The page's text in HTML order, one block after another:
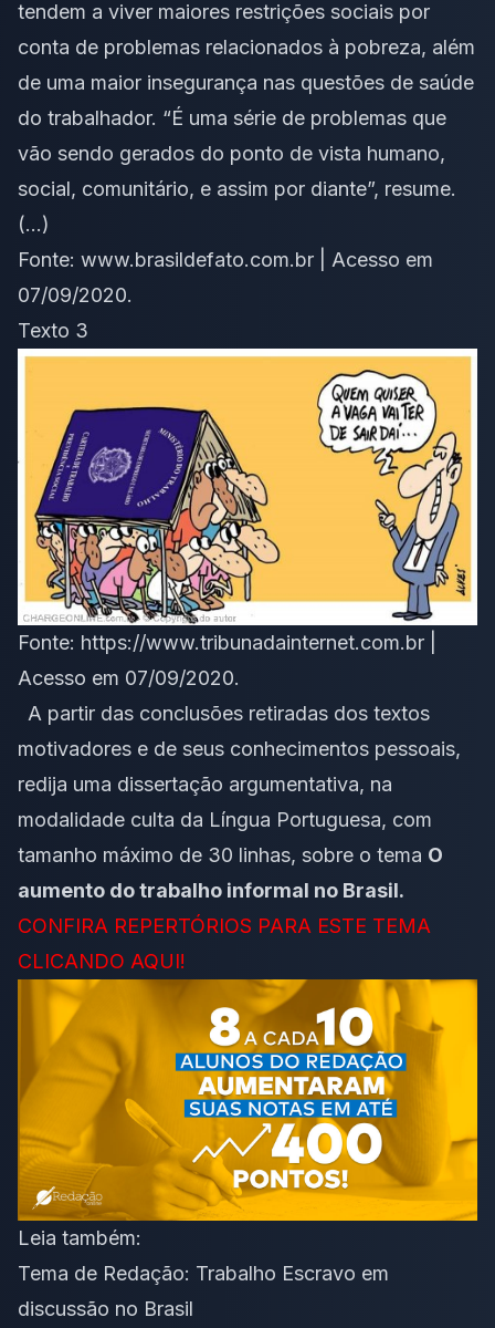
tendem a viver maiores restrições sociais por
conta de problemas relacionados à pobreza, além
de uma maior insegurança nas questões de saúde
do trabalhador. “É uma série de problemas que
vão sendo gerados do ponto de vista humano,
social, comunitário, e assim por diante”, resume.
(…)
Fonte: www.brasildefato.com.br | Acesso em
07/09/2020.
Texto 3
Fonte: https://www.tribunadainternet.com.br |
Acesso em 07/09/2020.
A partir das conclusões retiradas dos textos
motivadores e de seus conhecimentos pessoais,
redija uma dissertação argumentativa, na
modalidade culta da Língua Portuguesa, com
tamanho máximo de 30 linhas, sobre o tema O
aumento do trabalho informal no Brasil.
CONFIRA REPERTÓRIOS PARA ESTE TEMA
CLICANDO AQUI!
Leia também:
Tema de Redação: Trabalho Escravo em
discussão no Brasil